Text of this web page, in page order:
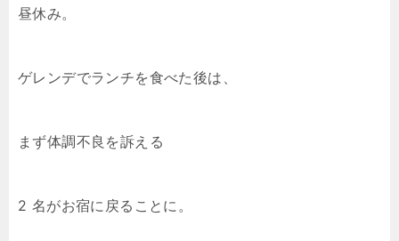
昼休み。
ゲレンデでランチを食べた後は、
まず体調不良を訴える
2 名がお宿に戻ることに。